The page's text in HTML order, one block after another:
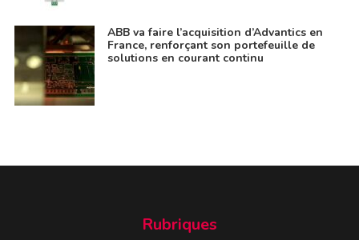
ABB va faire l’acquisition d’Advantics en
France, renforçant son portefeuille de
solutions en courant continu
Rubriques